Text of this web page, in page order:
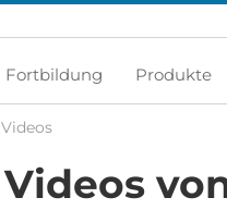
Fortbildung Produkte
Videos
Videos